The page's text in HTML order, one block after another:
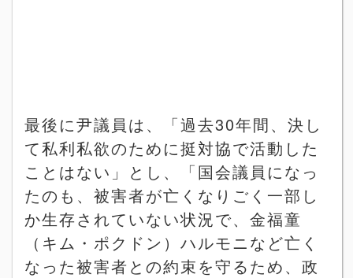
最後に尹議員は、「過去30年間、決し
て私利私欲のために挺対協で活動した
ことはない」とし、「国会議員になっ
たのも、被害者が亡くなりごく一部し
か生存されていない状況で、金福童
（キム・ポクドン）ハルモニなど亡く
なった被害者との約束を守るため、政